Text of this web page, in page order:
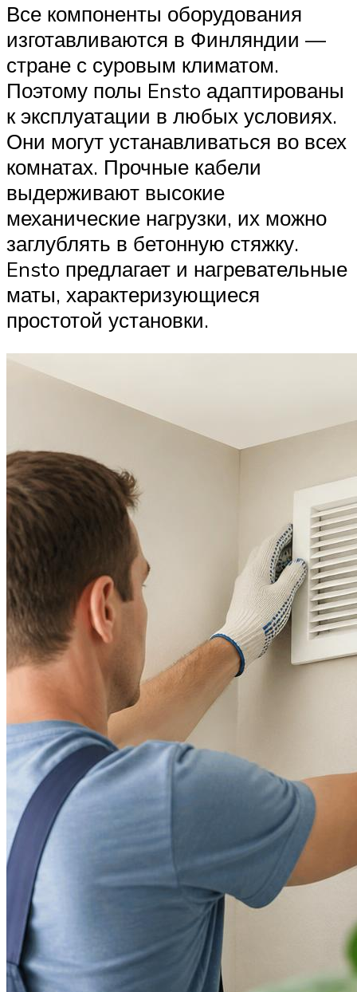
Все компоненты оборудования
изготавливаются в Финляндии —
стране с суровым климатом.
Поэтому полы Ensto адаптированы
к эксплуатации в любых условиях.
Они могут устанавливаться во всех
комнатах. Прочные кабели
выдерживают высокие
механические нагрузки, их можно
заглублять в бетонную стяжку.
Ensto предлагает и нагревательные
маты, характеризующиеся
простотой установки.